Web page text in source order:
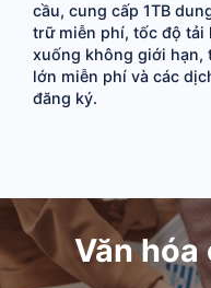
cầu, cung cấp 1TB
trữ miễn phí, tốc độ tải
xuống không giới hạn,
lớn miễn phí và các
đăng ký.
Văn